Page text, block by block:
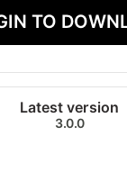
TO
Latest version
3.0.0